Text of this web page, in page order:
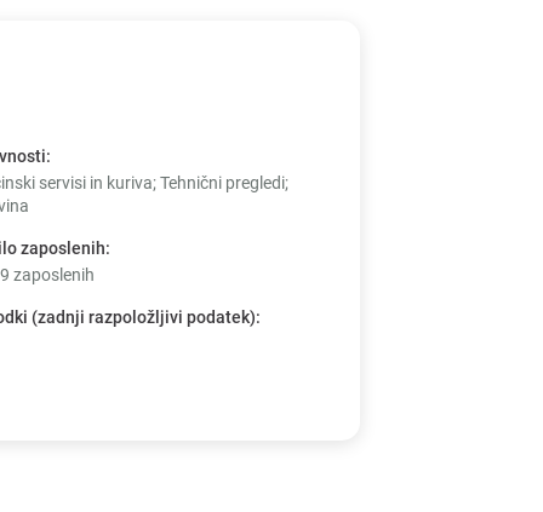
:
servisi in kuriva; Tehnični pregledi;
zaposlenih:
zaposlenih
(zadnji razpoložljivi podatek):